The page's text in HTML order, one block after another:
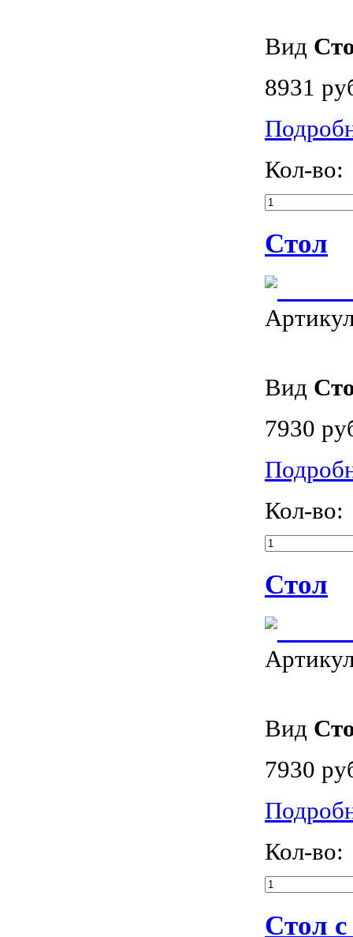
Вид
8931
Кол-во:
Стол
Вид
7930
Кол-во:
Стол
Вид
7930
Кол-во:
Стол